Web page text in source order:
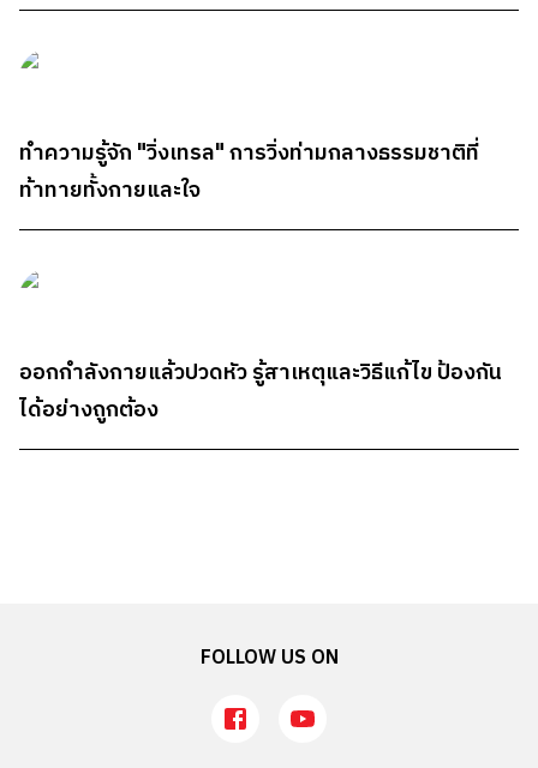
ทำความรู้จัก "วิ่งเทรล" การวิ่งท่ามกลางธรรมชาติที่
ท้าทายทั้งกายและใจ
ออกกําลังกายแล้วปวดหัว รู้สาเหตุและวิธีแก้ไข ป้องกัน
ได้อย่างถูกต้อง
FOLLOW US ON